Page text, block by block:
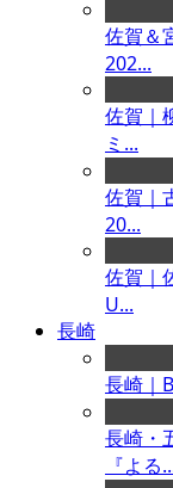
佐賀＆
202...
佐賀｜
ミ...
佐賀｜
20...
佐賀｜
U...
長崎
長崎｜
長崎・
『よる